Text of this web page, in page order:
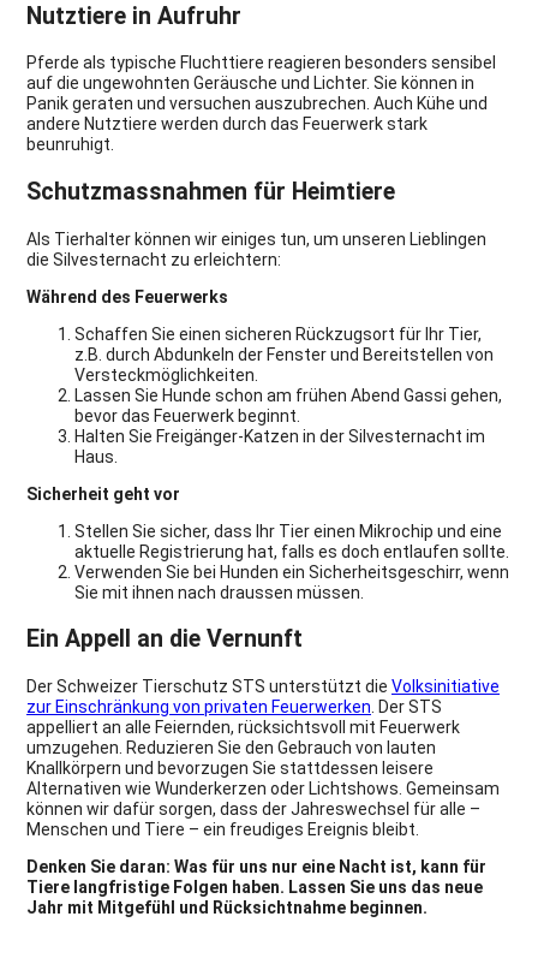
Nutztiere in Aufruhr
Pferde als typische Fluchttiere reagieren besonders sensibel
auf die ungewohnten Geräusche und Lichter. Sie können in
Panik geraten und versuchen auszubrechen. Auch Kühe und
andere Nutztiere werden durch das Feuerwerk stark
beunruhigt.
Schutzmassnahmen für Heimtiere
Als Tierhalter können wir einiges tun, um unseren Lieblingen
die Silvesternacht zu erleichtern:
Während des Feuerwerks
Schaffen Sie einen sicheren Rückzugsort für Ihr Tier,
z.B. durch Abdunkeln der Fenster und Bereitstellen von
Versteckmöglichkeiten.
Lassen Sie Hunde schon am frühen Abend Gassi gehen,
bevor das Feuerwerk beginnt.
Halten Sie Freigänger-Katzen in der Silvesternacht im
Haus.
Sicherheit geht vor
Stellen Sie sicher, dass Ihr Tier einen Mikrochip und eine
aktuelle Registrierung hat, falls es doch entlaufen sollte.
Verwenden Sie bei Hunden ein Sicherheitsgeschirr, wenn
Sie mit ihnen nach draussen müssen.
Ein Appell an die Vernunft
Der Schweizer Tierschutz STS unterstützt die Volksinitiative
zur Einschränkung von privaten Feuerwerken . Der STS
appelliert an alle Feiernden, rücksichtsvoll mit Feuerwerk
umzugehen. Reduzieren Sie den Gebrauch von lauten
Knallkörpern und bevorzugen Sie stattdessen leisere
Alternativen wie Wunderkerzen oder Lichtshows. Gemeinsam
können wir dafür sorgen, dass der Jahreswechsel für alle –
Menschen und Tiere – ein freudiges Ereignis bleibt.
Denken Sie daran: Was für uns nur eine Nacht ist, kann für
Tiere langfristige Folgen haben. Lassen Sie uns das neue
Jahr mit Mitgefühl und Rücksichtnahme beginnen.